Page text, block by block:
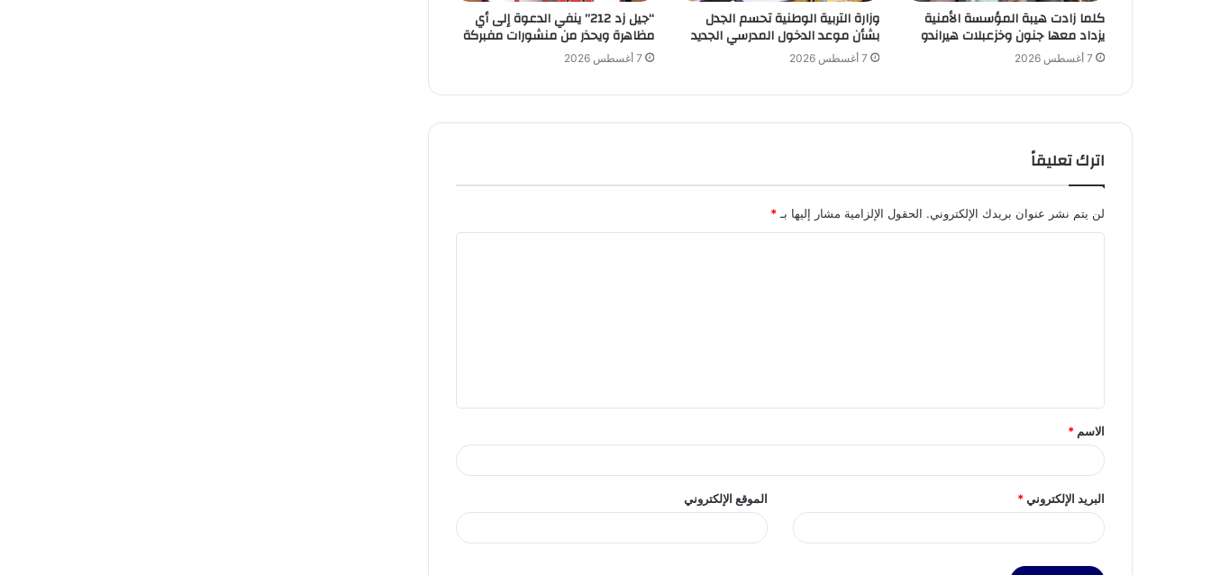
كلما زادت هيبة المؤسسة الأمنية
يزداد معها جنون وخزعبلات هيراندو
7 أغسطس 2026
وزارة التربية الوطنية تحسم الجدل
بشأن موعد الدخول المدرسي الجديد
7 أغسطس 2026
“جيل زد 212” ينفي الدعوة إلى أي
مظاهرة ويحذر من منشورات مفبركة
7 أغسطس 2026
اترك تعليقاً
لن يتم نشر عنوان بريدك الإلكتروني. الحقول الإلزامية مشار إليها بـ *
ق
*
الاسم *
البريد الإلكتروني* الموقع الإلكتروني